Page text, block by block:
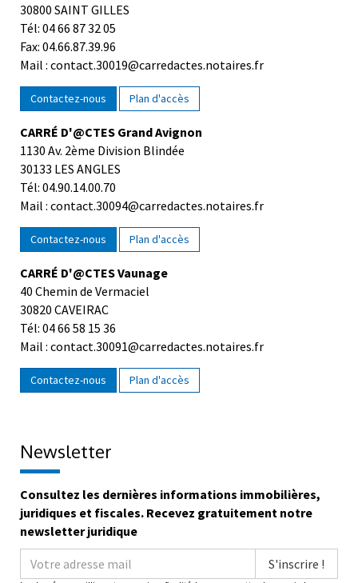
30800 SAINT GILLES
Tél: 04 66 87 32 05
Fax: 04.66.87.39.96
Mail : contact.30019@carredactes.notaires.fr
Contactez-nous Plan d'accès
CARRÉ D'@CTES Grand Avignon
1130 Av. 2ème Division Blindée
30133 LES ANGLES
Tél: 04.90.14.00.70
Mail : contact.30094@carredactes.notaires.fr
Contactez-nous Plan d'accès
CARRÉ D'@CTES Vaunage
40 Chemin de Vermaciel
30820 CAVEIRAC
Tél: 04 66 58 15 36
Mail : contact.30091@carredactes.notaires.fr
Contactez-nous Plan d'accès
Newsletter
Consultez les dernières informations immobilières,
juridiques et fiscales. Recevez gratuitement notre
newsletter juridique
S'inscrire !